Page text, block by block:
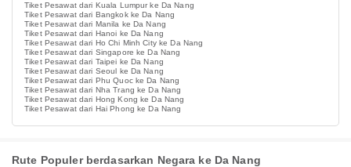
Tiket Pesawat dari Kuala Lumpur ke Da Nang
Tiket Pesawat dari Bangkok ke Da Nang
Tiket Pesawat dari Manila ke Da Nang
Tiket Pesawat dari Hanoi ke Da Nang
Tiket Pesawat dari Ho Chi Minh City ke Da Nang
Tiket Pesawat dari Singapore ke Da Nang
Tiket Pesawat dari Taipei ke Da Nang
Tiket Pesawat dari Seoul ke Da Nang
Tiket Pesawat dari Phu Quoc ke Da Nang
Tiket Pesawat dari Nha Trang ke Da Nang
Tiket Pesawat dari Hong Kong ke Da Nang
Tiket Pesawat dari Hai Phong ke Da Nang
Rute Populer berdasarkan Negara ke Da Nang